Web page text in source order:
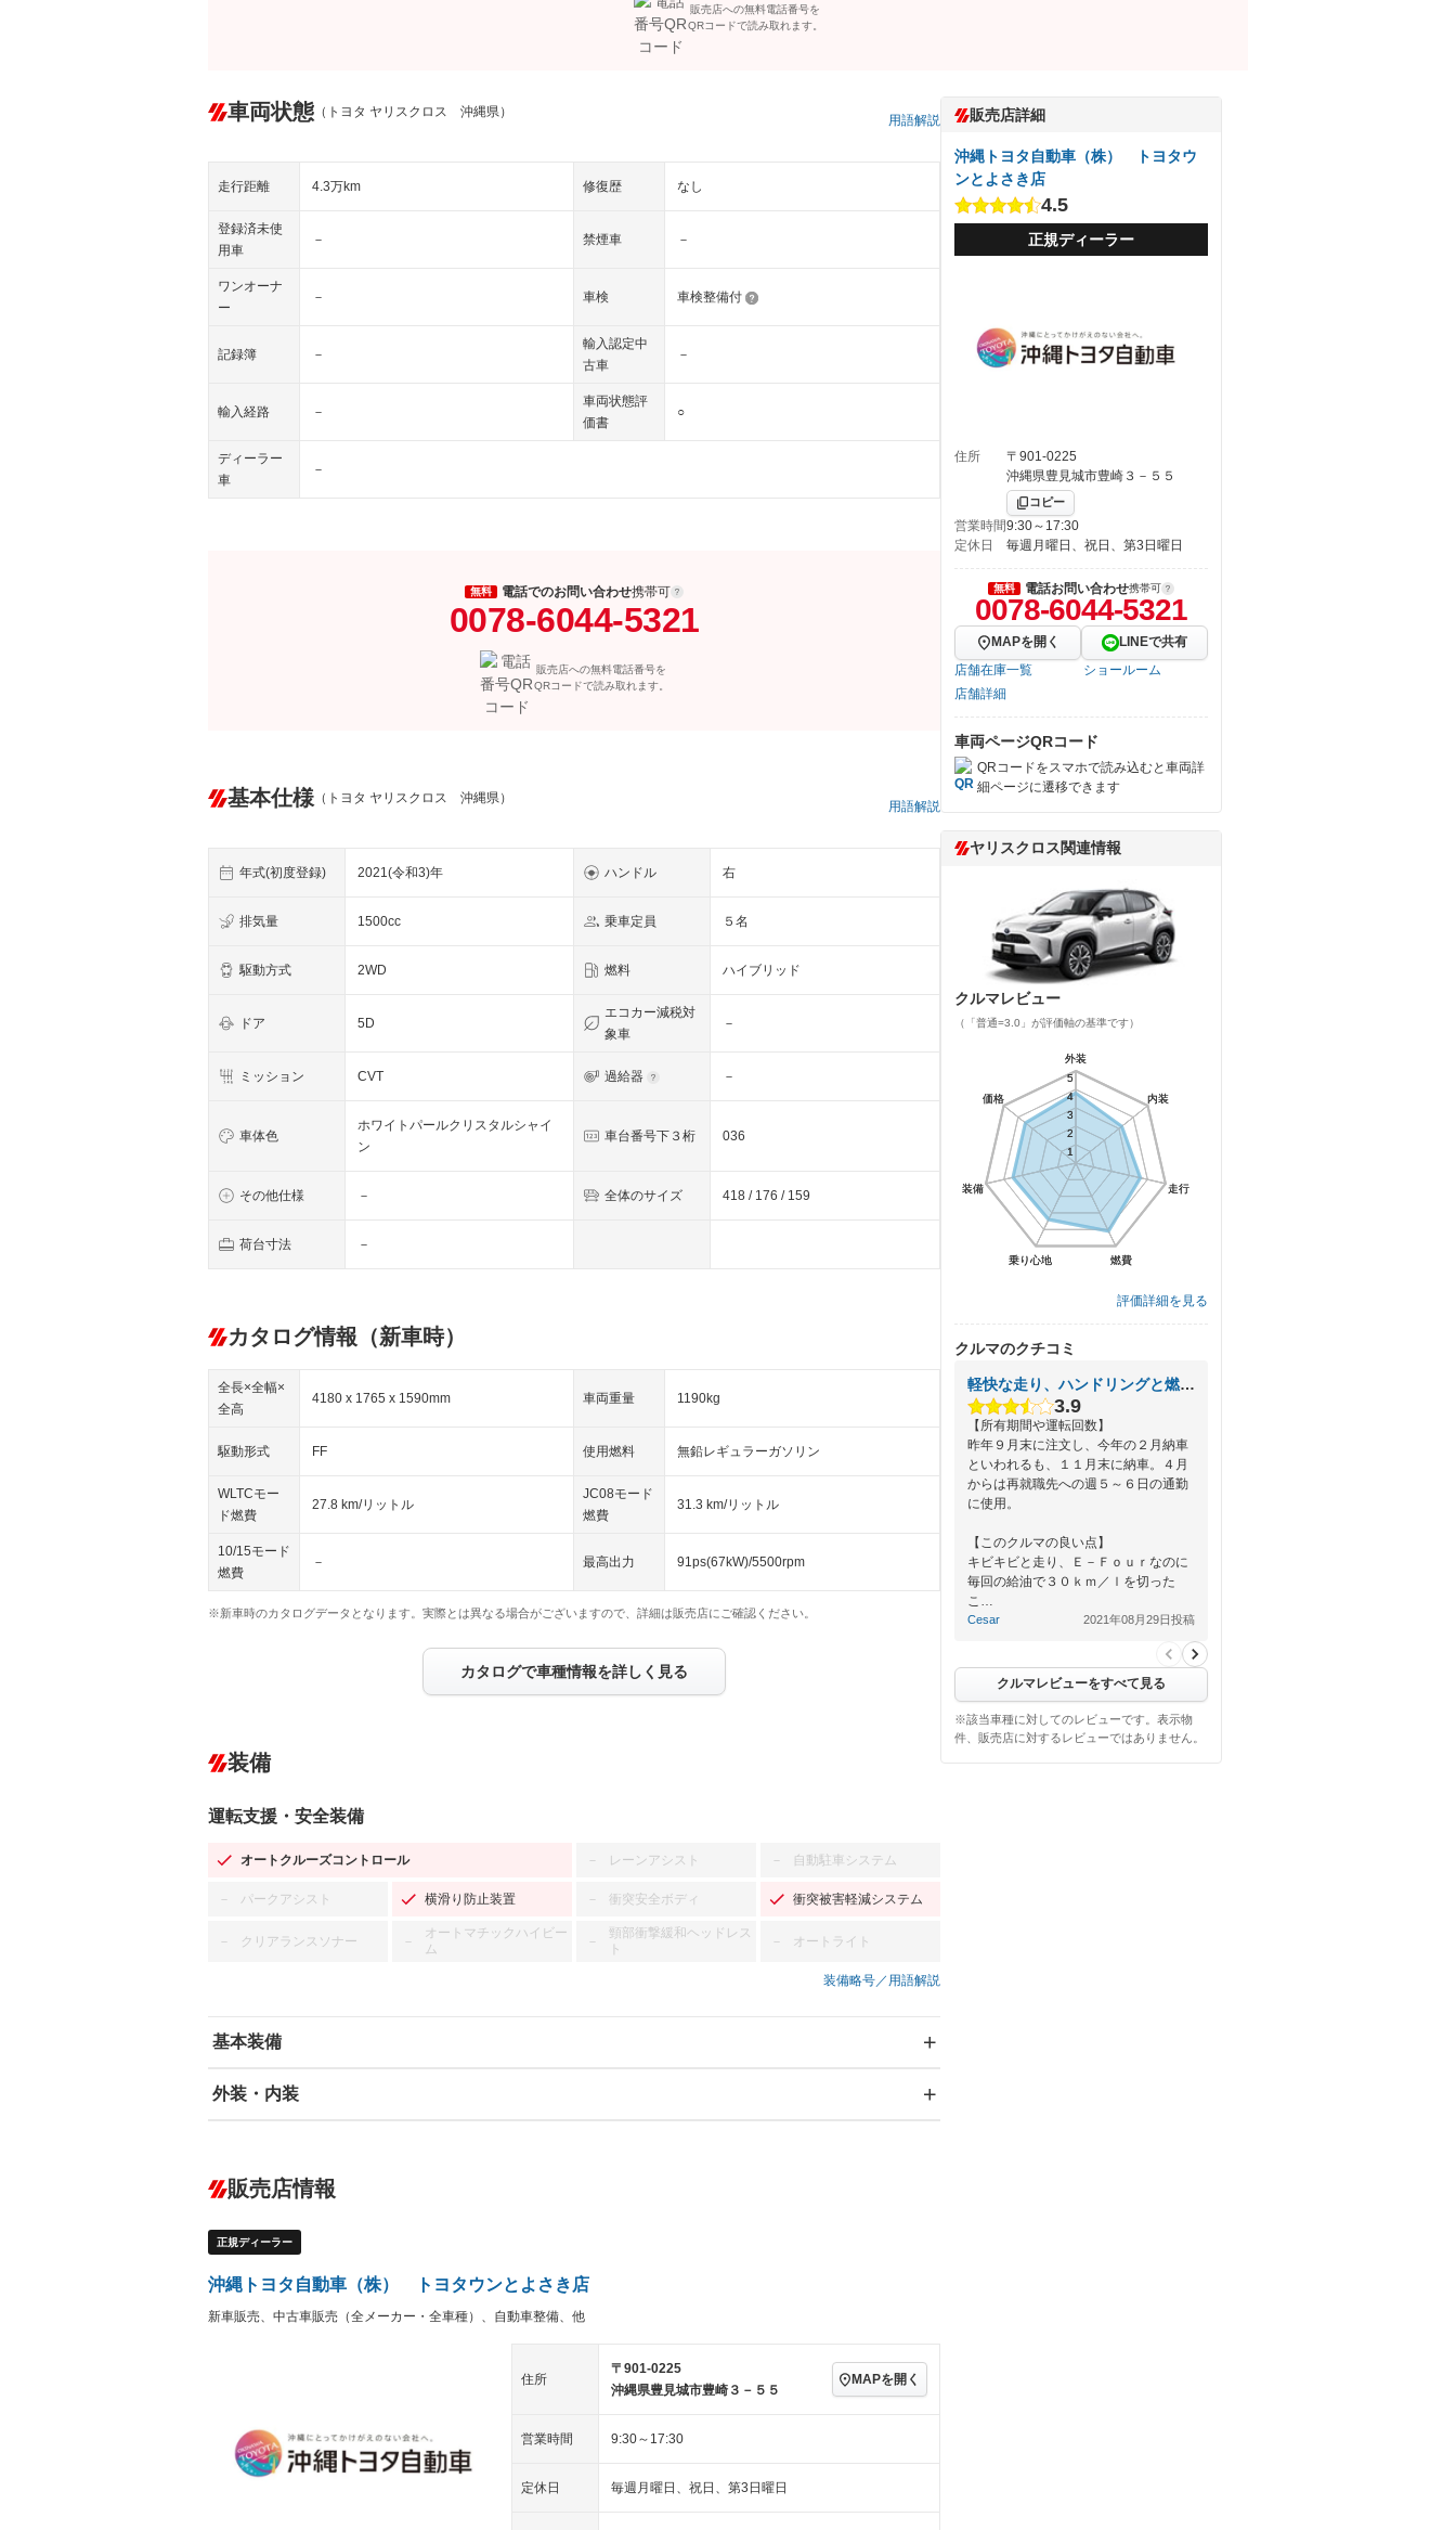
販売店への無料電話番号を
QRコードで読み取れます。
車両状態 （トヨタ ヤリスクロス 沖縄県）
用語解説
走行距離 4.3万km 修復歴 なし
登録済未使
用車
－ 禁煙車 －
ワンオーナ
ー
－ 車検 車検整備付
記録簿 －
輸入認定中
古車
－
輸入経路 －
車両状態評
価書
○
ディーラー
車
－
無料 電話でのお問い合わせ携帯可
0078-6044-5321
販売店への無料電話番号を
QRコードで読み取れます。
基本仕様 （トヨタ ヤリスクロス 沖縄県）
用語解説
年式(初度登録) 2021(令和3)年 ハンドル 右
排気量 1500cc 乗車定員 ５名
駆動方式 2WD 燃料 ハイブリッド
ドア 5D
エコカー減税対
象車
－
ミッション CVT 過給器 －
車体色
ホワイトパールクリスタルシャイ
ン
車台番号下３桁 036
その他仕様 － 全体のサイズ 418 / 176 / 159
荷台寸法 －
カタログ情報（新車時）
全長×全幅×
全高
4180 x 1765 x 1590mm 車両重量 1190kg
駆動形式 FF 使用燃料 無鉛レギュラーガソリン
WLTCモー
ド燃費
27.8 km/リットル
JC08モード
燃費
31.3 km/リットル
10/15モード
燃費
－ 最高出力 91ps(67kW)/5500rpm
※新車時のカタログデータとなります。実際とは異なる場合がございますので、詳細は販売店にご確認ください。
カタログで車種情報を詳しく見る
装備
運転支援・安全装備
オートクルーズコントロール － レーンアシスト － 自動駐車システム
－ パークアシスト 横滑り防止装置 － 衝突安全ボディ 衝突被害軽減システム
－ クリアランスソナー －
オートマチックハイビー
ム
－
頸部衝撃緩和ヘッドレス
ト
－ オートライト
装備略号／用語解説
基本装備
エアバッグ：運転席/助手席/サイド
－ ダウンヒルアシストコントロール
－ Bluetooth接続
－ レンタカーアップ 展示・試乗車 －
外装・内装
オーディオ：ミュージックプレイヤー接続可
－
ヘッドライトウォッシャ
ー
LEDヘッドランプ HID(キセノンライト) －
ETC エアロ
オットマン － 電動格納サードシート
シートヒーター － ウォークスルー 後席モニター
フロントカメラ － シートエアコン
販売店情報
正規ディーラー
沖縄トヨタ自動車（株） トヨタウンとよさき店
新車販売、中古車販売（全メーカー・全車種）、自動車整備、他
住所
〒901-0225
沖縄県豊見城市豊崎３－５５
MAPを開く
営業時間 9:30～17:30
定休日 毎週月曜日、祝日、第3日曜日
販売店詳細
沖縄トヨタ自動車（株） トヨタウ
ンとよさき店
4.5
正規ディーラー
住所
〒901-0225
沖縄県豊見城市豊崎３－５５
コピー
営業時間9:30～17:30
定休日
毎週月曜日、祝日、第3日曜日
無料 電話お問い合わせ携帯可
0078-6044-5321
MAPを開く
LINEで共有
店舗在庫一覧
ショールーム
店舗詳細
車両ページQRコード
QRコードをスマホで読み込むと車両詳
細ページに遷移できます
ヤリスクロス関連情報
クルマレビュー
（「普通=3.0」が評価軸の基準です）
外装
内装
走行
燃費
乗り心地
装備
価格
1
2
3
4
5
外装
内装
走行
燃費
乗り心地
装備
価格
1
2
3
4
5
評価詳細を見る
クルマのクチコミ
軽快な走り、ハンドリングと燃費の良さ
3.9
【所有期間や運転回数】
昨年９月末に注文し、今年の２月納車
といわれるも、１１月末に納車。４月
からは再就職先への週５～６日の通勤
に使用。
【このクルマの良い点】
キビキビと走り、Ｅ－Ｆｏｕｒなのに
毎回の給油で３０ｋｍ／ｌを切った
こ…
Cesar 2021年08月29日投稿
クルマレビューをすべて見る
※該当車種に対してのレビューです。表示物
件、販売店に対するレビューではありません。